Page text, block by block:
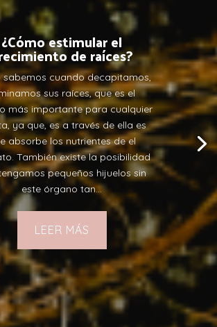
¿Cómo estimular el
de raíces?
sabemos cuando decapitamos,
sus raíces, que es el
más importante para cualquier
ya que, es a través de ella es
absorbe los nutrientes de el
También existe la posibilidad
pequeños hijuelos sin
este órgano tan...
LEER MÁS